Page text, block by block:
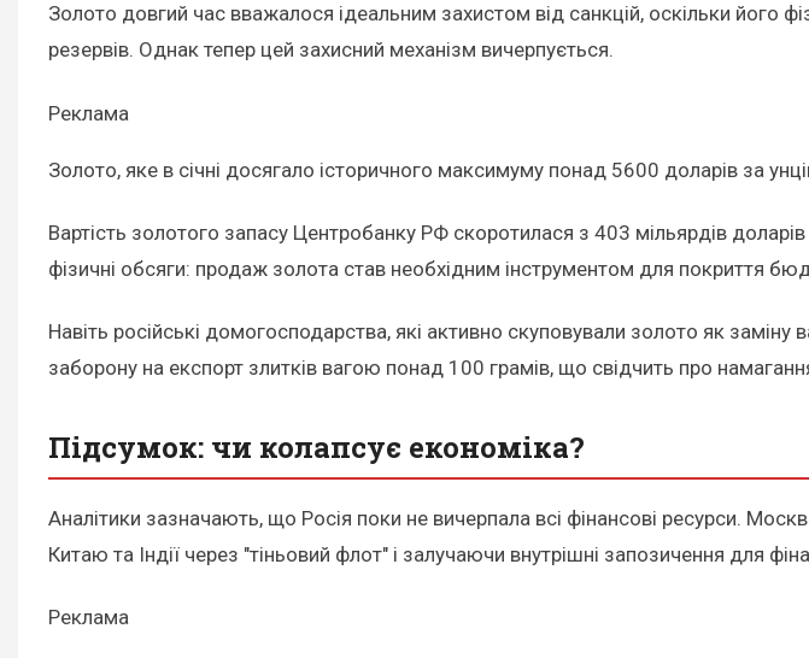
Золото довгий час вважалося ідеальним захистом від санкцій, оскільки його
резервів. Однак тепер цей захисний механізм вичерпується.
Реклама
Золото, яке в січні досягало історичного максимуму понад 5600 доларів за
Вартість золотого запасу Центробанку РФ скоротилася з 403 мільярдів
фізичні обсяги: продаж золота став необхідним інструментом для покриття
Навіть російські домогосподарства, які активно скуповували золото як
заборону на експорт злитків вагою понад 100 грамів, що свідчить про
Підсумок: чи колапсує економіка?
Аналітики зазначають, що Росія поки не вичерпала всі фінансові ресурси.
Китаю та Індії через "тіньовий флот" і залучаючи внутрішні запозичення для
Реклама